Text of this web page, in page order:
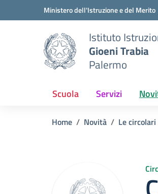
Vai ai contenuti
Vai al menu di navigazioneMinistero dell'Istruzione e del Merito
Istituto
Gioeni Trabia
Palermo
Scuola Servizi
Home Novità Le circolari